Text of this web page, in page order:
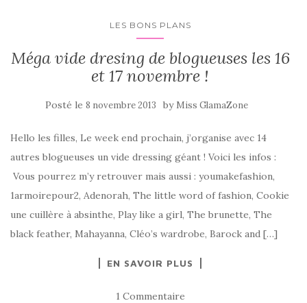
LES BONS PLANS
Méga vide dresing de blogueuses les 16
et 17 novembre !
Posté le 8 novembre 2013 by Miss GlamaZone
Hello les filles, Le week end prochain, j’organise avec 14
autres blogueuses un vide dressing géant ! Voici les infos :
Vous pourrez m’y retrouver mais aussi : youmakefashion,
1armoirepour2, Adenorah, The little word of fashion, Cookie
une cuillère à absinthe, Play like a girl, The brunette, The
black feather, Mahayanna, Cléo’s wardrobe, Barock and […]
EN SAVOIR PLUS
1 Commentaire